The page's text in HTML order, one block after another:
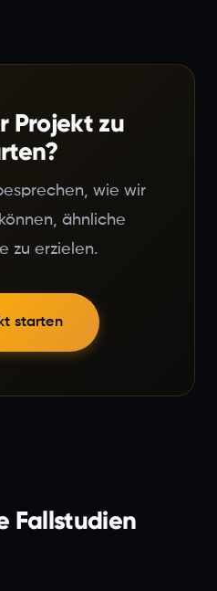
Projekt zu
wie wir
ähnliche
zu erzielen.
starten
Fallstudien